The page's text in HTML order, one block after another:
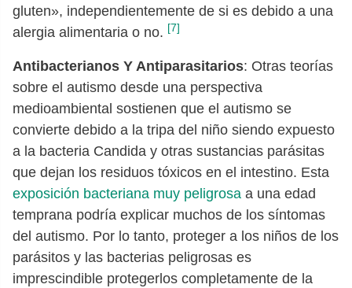
gluten», independientemente de si es debido a una
alergia alimentaria o no. [7]
Antibacterianos Y Antiparasitarios: Otras teorías
sobre el autismo desde una perspectiva
medioambiental sostienen que el autismo se
convierte debido a la tripa del niño siendo expuesto
a la bacteria Candida y otras sustancias parásitas
que dejan los residuos tóxicos en el intestino. Esta
exposición bacteriana muy peligrosa a una edad
temprana podría explicar muchos de los síntomas
del autismo. Por lo tanto, proteger a los niños de los
parásitos y las bacterias peligrosas es
imprescindible protegerlos completamente de la